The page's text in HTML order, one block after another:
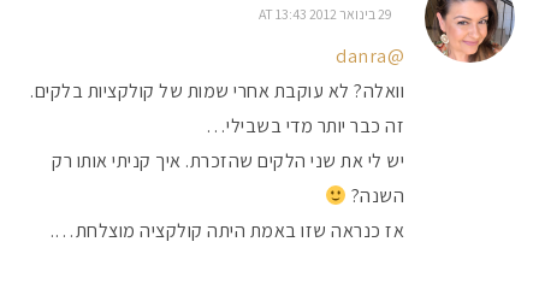
29 בינואר 2012 AT 13:43
@danra
וואלה? לא עוקבת אחרי שמות של קולקציות בלקים.
זה כבר יותר מדי בשבילי…
יש לי את שני הלקים שהזכרת. איך קניתי אותו רק
השנה?
אז כנראה שזו באמת היתה קולקציה מוצלחת….